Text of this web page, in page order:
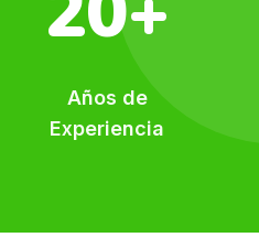
Años de
Experiencia